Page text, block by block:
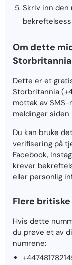
Skriv inn den
Om dette
Storbritannia
Dette er et
Storbritannia
mottak av
meldinger siden
Du kan bruke
verifisering på
Facebook,
krever
eller personlig
Flere
Hvis dette
du prøve et av
numrene: